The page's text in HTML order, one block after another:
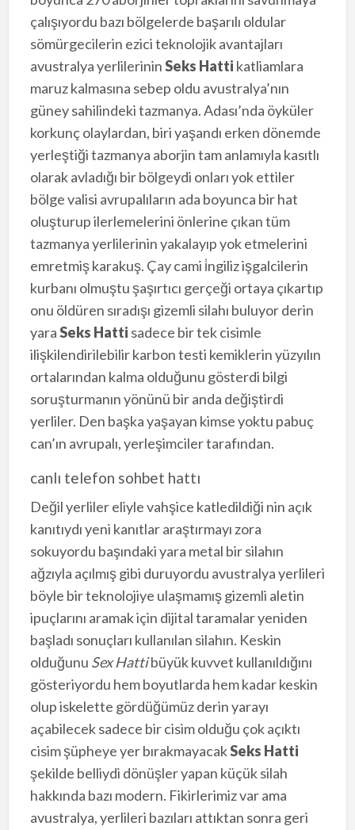
çalışıyordu bazı bölgelerde başarılı oldular
sömürgecilerin ezici teknolojik avantajları
avustralya yerlilerininSeks Hatti katliamlara
maruz kalmasına sebep oldu avustralya’nın
güney sahilindeki tazmanya. Adası’nda öyküler
korkunç olaylardan, biri yaşandı erken dönemde
yerleştiği tazmanya aborjin tam anlamıyla kasıtlı
olarak avladığı bir bölgeydi onları yok ettiler
bölge valisi avrupalıların ada boyunca bir hat
oluşturup ilerlemelerini önlerine çıkan tüm
tazmanya yerlilerinin yakalayıp yok etmelerini
emretmiş karakuş. Çay cami i̇ngiliz işgalcilerin
kurbanı olmuştu şaşırtıcı gerçeği ortaya çıkartıp
onu öldüren sıradışı gizemli silahı buluyor derin
yaraSeks Hatti sadece bir tek cisimle
ilişkilendirilebilir karbon testi kemiklerin yüzyılın
ortalarından kalma olduğunu gösterdi bilgi
soruşturmanın yönünü bir anda değiştirdi
yerliler. Den başka yaşayan kimse yoktu pabuç
can’ın avrupalı, yerleşimciler tarafından.
canlı telefon sohbet hattı
Değil yerliler eliyle vahşice katledildiği nin açık
kanıtıydı yeni kanıtlar araştırmayı zora
sokuyordu başındaki yara metal bir silahın
ağzıyla açılmış gibi duruyordu avustralya yerlileri
böyle bir teknolojiye ulaşmamış gizemli aletin
ipuçlarını aramak için dijital taramalar yeniden
başladı sonuçları kullanılan silahın. Keskin
olduğunu Sex Hattibüyük kuvvet kullanıldığını
gösteriyordu hem boyutlarda hem kadar keskin
olup iskelette gördüğümüz derin yarayı
açabilecek sadece bir cisim olduğu çok açıktı
cisim şüpheye yer bırakmayacakSeks Hatti
şekilde belliydi dönüşler yapan küçük silah
hakkında bazı modern. Fikirlerimiz var ama
avustralya, yerlileri bazıları attıktan sonra geri